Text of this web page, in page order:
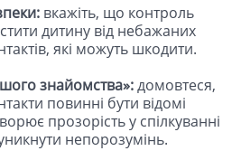
вкажіть, що контроль
дитину від небажаних
які можуть шкодити.
знайомства»:домовтеся,
повинні бути відомі
прозорість у спілкуванні
непорозумінь.